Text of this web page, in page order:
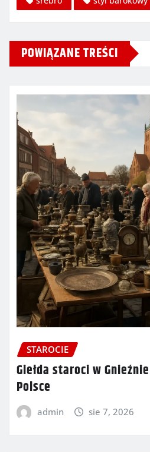
POWIĄZANE TREŚCI
STAROCIE
Giełda staroci w
Polsce
admin sie 7, 2026